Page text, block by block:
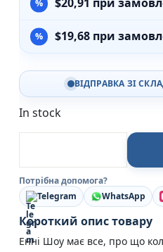
$20,91 при
$19,68 при
ВІДПРАВКА ЗІ
In stock
Ти знаєш, що ти
Потрібна допомога?
Telegram
WhatsApp
Короткий опис товару
Енні Шоу має все, про що